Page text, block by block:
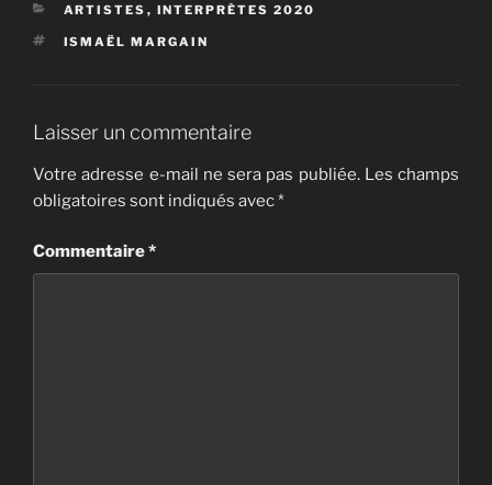
CATÉGORIES
ARTISTES , INTERPRÈTES 2020
ÉTIQUETTES
ISMAËL MARGAIN
Laisser un commentaire
Votre adresse e-mail ne sera pas publiée. Les champs
obligatoires sont indiqués avec*
Commentaire*